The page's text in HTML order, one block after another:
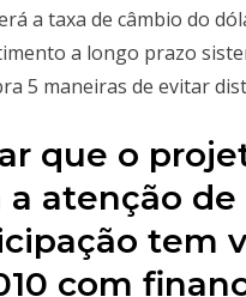
a taxa de câmbio do
a longo prazo
5 maneiras de evitar
que o
atenção
tem
com